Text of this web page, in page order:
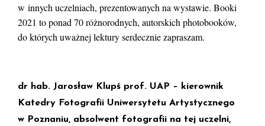
w innych uczelniach, prezentowanych na wystawie. Booki
2021 to ponad 70 różnorodnych, autorskich photobooków,
do których uważnej lektury serdecznie zapraszam.
dr hab. Jarosław Klupś prof. UAP – kierownik
Katedry Fotografii Uniwersytetu Artystycznego
w Poznaniu, absolwent fotografii na tej uczelni,